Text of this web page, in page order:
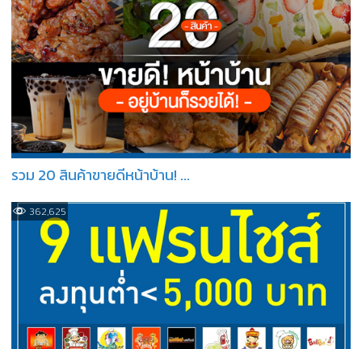
รวม 20 สินค้าขายดีหน้าบ้าน! ...
362,625